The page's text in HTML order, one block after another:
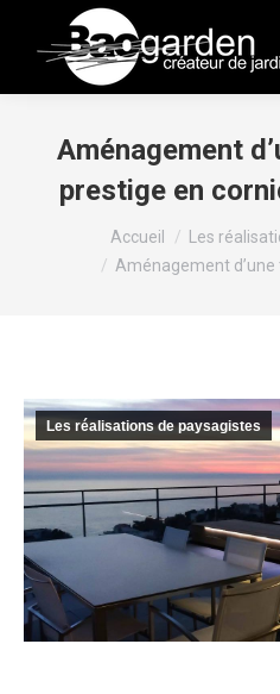
Aménagement
prestige en
Vous êtes ici :Accueil
Les
Aménagement d’une
Les réalisations de paysagistes